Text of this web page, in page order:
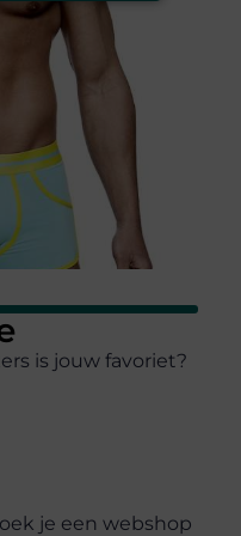
is jouw favoriet?
je een webshop